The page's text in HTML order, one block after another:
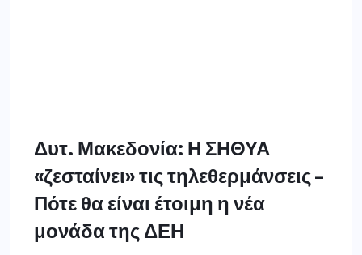
Δυτ. Μακεδονία: Η ΣΗΘΥΑ
«ζεσταίνει» τις τηλεθερμάνσεις –
Πότε θα είναι έτοιμη η νέα
μονάδα της ΔΕΗ